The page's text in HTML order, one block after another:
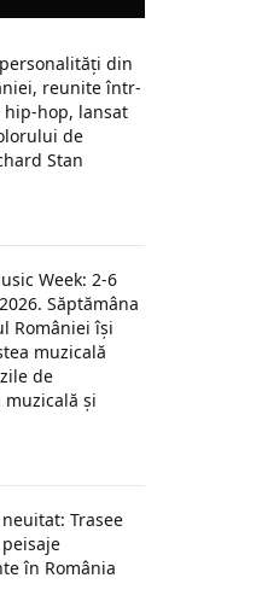
din
reunite într-
hop, lansat
de
Stan
Week: 2-6
Săptămâna
României își
muzicală
de
muzicală și
Trasee
în România